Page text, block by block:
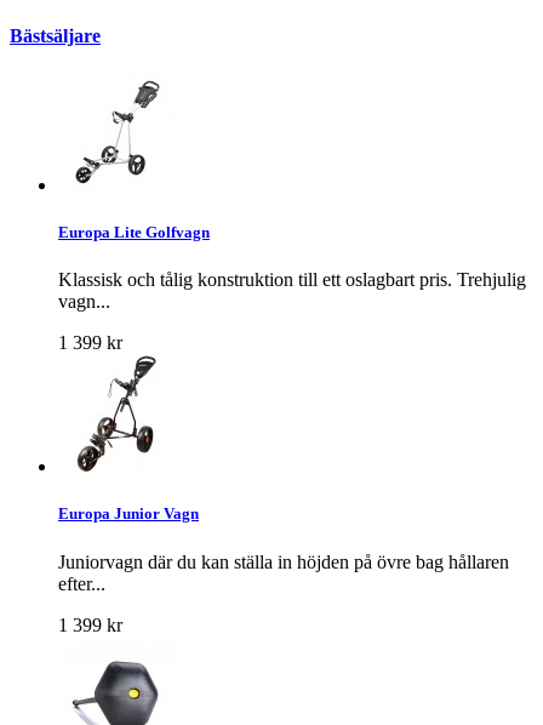
Bästsäljare
Europa Lite Golfvagn
Klassisk och tålig konstruktion till ett oslagbart pris. Trehjulig
vagn...
1 399 kr
Europa Junior Vagn
Juniorvagn där du kan ställa in höjden på övre bag hållaren
efter...
1 399 kr